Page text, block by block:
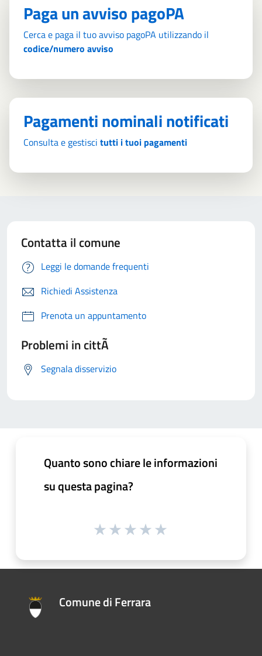
Paga un avviso pagoPA
Cerca e paga il tuo avviso pagoPA utilizzando il
codice/numero avviso
Pagamenti nominali notificati
Consulta e gestisci tutti i tuoi pagamenti
Contatta il comune
Leggi le domande frequenti
Richiedi Assistenza
Prenota un appuntamento
Problemi in cittÃ
Segnala disservizio
Quanto sono chiare le informazioni
su questa pagina?
Comune di Ferrara